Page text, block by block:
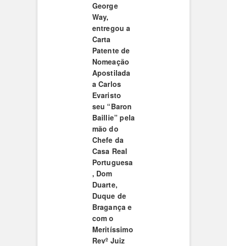
George
Way,
entregou a
Carta
Patente de
Nomeação
Apostilada
a Carlos
Evaristo
seu “Baron
Baillie” pela
mão do
Chefe da
Casa Real
Portuguesa
, Dom
Duarte,
Duque de
Bragança e
com o
Meritíssimo
Revº Juiz